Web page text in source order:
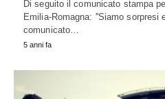
Di seguito il comunicato stampa
Emilia-Romagna: ''Siamo sorpresi
comunicato…
5 anni fa